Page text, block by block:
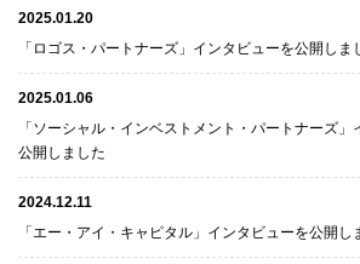
2025.01.20
「ロゴス・パートナーズ」インタビューを公開しま
2025.01.06
「ソーシャル・インベストメント・パートナーズ
公開しました
2024.12.11
「エー・アイ・キャピタル」インタビューを公開し